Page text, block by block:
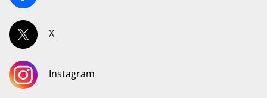
X
Instagram